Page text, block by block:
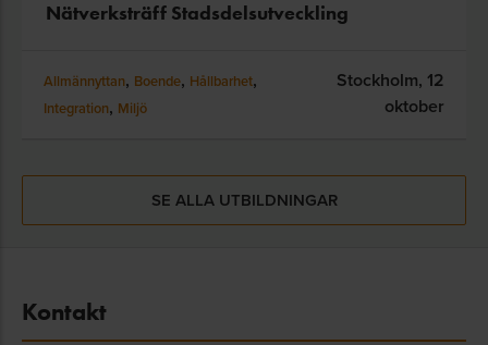
Nätverksträff Stadsdelsutveckling
Allmännyttan, Boende, Hållbarhet,
Integration, Miljö
Stockholm, 12
oktober
SE ALLA UTBILDNINGAR
Kontakt